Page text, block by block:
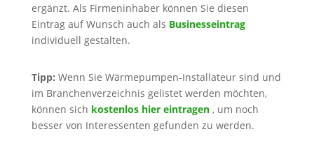
ergänzt. Als Firmeninhaber können Sie diesen
Eintrag auf Wunsch auch als Businesseintrag
individuell gestalten.
Tipp: Wenn Sie Wärmepumpen-Installateur sind und
im Branchenverzeichnis gelistet werden möchten,
können sich kostenlos hier eintragen, um noch
besser von Interessenten gefunden zu werden.